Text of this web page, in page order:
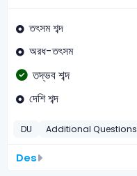
তৎসম শব্দ
অরধ-তৎসম
তদ্ভব শব্দ
দেশি শব্দ
DU Additional Questions
Des